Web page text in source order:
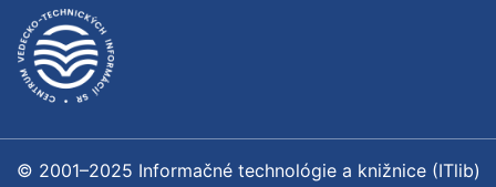
© 2001–2025 Informačné technológie a knižnice (ITlib)